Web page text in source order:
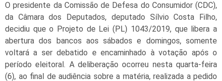
O presidente da Comissão de Defesa do Consumidor (CDC),
da Câmara dos Deputados, deputado Sílvio Costa Filho,
decidiu que o Projeto de Lei (PL) 1043/2019, que libera a
abertura dos bancos aos sábados e domingos, somente
voltará a ser debatido e encaminhado à votação após o
período eleitoral. A deliberação ocorreu nesta quarta-feira
(6), ao final de audiência sobre a matéria, realizada a pedido